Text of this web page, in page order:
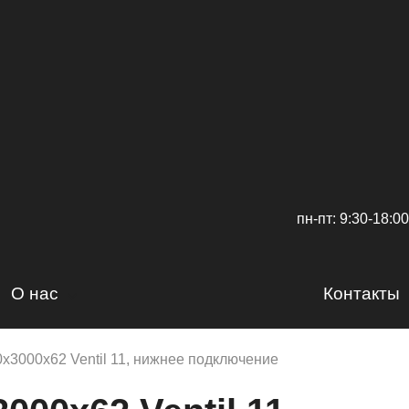
пн-пт: 9:30-18:00
О нас
Сертификаты
Доставка и оплата
Вакансии
Контакты
Ventil 11, нижнее подключение